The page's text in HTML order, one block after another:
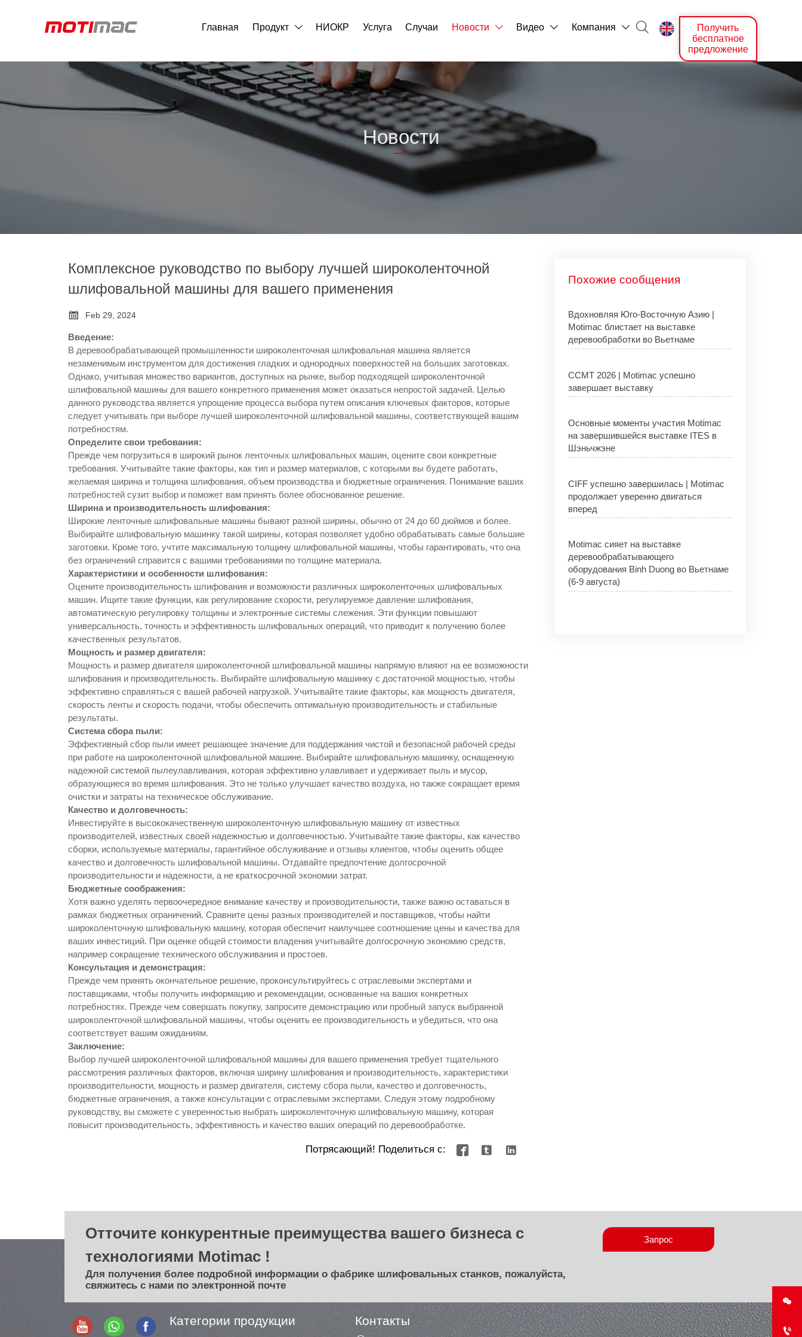
Главная Продукт  НИОКР Услуга Случаи Новости  Видео  Компания   
Получить
бесплатное
предложение
Новости
Комплексное руководство по выбору лучшей широколенточной
шлифовальной машины для вашего применения
 Feb 29, 2024
Введение:
В деревообрабатывающей промышленности широколенточная шлифовальная машина является
незаменимым инструментом для достижения гладких и однородных поверхностей на больших заготовках.
Однако, учитывая множество вариантов, доступных на рынке, выбор подходящей широколенточной
шлифовальной машины для вашего конкретного применения может оказаться непростой задачей. Целью
данного руководства является упрощение процесса выбора путем описания ключевых факторов, которые
следует учитывать при выборе лучшей широколенточной шлифовальной машины, соответствующей вашим
потребностям.
Определите свои требования:
Прежде чем погрузиться в широкий рынок ленточных шлифовальных машин, оцените свои конкретные
требования. Учитывайте такие факторы, как тип и размер материалов, с которыми вы будете работать,
желаемая ширина и толщина шлифования, объем производства и бюджетные ограничения. Понимание ваших
потребностей сузит выбор и поможет вам принять более обоснованное решение.
Ширина и производительность шлифования:
Широкие ленточные шлифовальные машины бывают разной ширины, обычно от 24 до 60 дюймов и более.
Выбирайте шлифовальную машинку такой ширины, которая позволяет удобно обрабатывать самые большие
заготовки. Кроме того, учтите максимальную толщину шлифовальной машины, чтобы гарантировать, что она
без ограничений справится с вашими требованиями по толщине материала.
Характеристики и особенности шлифования:
Оцените производительность шлифования и возможности различных широколенточных шлифовальных
машин. Ищите такие функции, как регулирование скорости, регулируемое давление шлифования,
автоматическую регулировку толщины и электронные системы слежения. Эти функции повышают
универсальность, точность и эффективность шлифовальных операций, что приводит к получению более
качественных результатов.
Мощность и размер двигателя:
Мощность и размер двигателя широколенточной шлифовальной машины напрямую влияют на ее возможности
шлифования и производительность. Выбирайте шлифовальную машинку с достаточной мощностью, чтобы
эффективно справляться с вашей рабочей нагрузкой. Учитывайте такие факторы, как мощность двигателя,
скорость ленты и скорость подачи, чтобы обеспечить оптимальную производительность и стабильные
результаты.
Система сбора пыли:
Эффективный сбор пыли имеет решающее значение для поддержания чистой и безопасной рабочей среды
при работе на широколенточной шлифовальной машине. Выбирайте шлифовальную машинку, оснащенную
надежной системой пылеулавливания, которая эффективно улавливает и удерживает пыль и мусор,
образующиеся во время шлифования. Это не только улучшает качество воздуха, но также сокращает время
очистки и затраты на техническое обслуживание.
Качество и долговечность:
Инвестируйте в высококачественную широколенточную шлифовальную машину от известных
производителей, известных своей надежностью и долговечностью. Учитывайте такие факторы, как качество
сборки, используемые материалы, гарантийное обслуживание и отзывы клиентов, чтобы оценить общее
качество и долговечность шлифовальной машины. Отдавайте предпочтение долгосрочной
производительности и надежности, а не краткосрочной экономии затрат.
Бюджетные соображения:
Хотя важно уделять первоочередное внимание качеству и производительности, также важно оставаться в
рамках бюджетных ограничений. Сравните цены разных производителей и поставщиков, чтобы найти
широколенточную шлифовальную машину, которая обеспечит наилучшее соотношение цены и качества для
ваших инвестиций. При оценке общей стоимости владения учитывайте долгосрочную экономию средств,
например сокращение технического обслуживания и простоев.
Консультация и демонстрация:
Прежде чем принять окончательное решение, проконсультируйтесь с отраслевыми экспертами и
поставщиками, чтобы получить информацию и рекомендации, основанные на ваших конкретных
потребностях. Прежде чем совершать покупку, запросите демонстрацию или пробный запуск выбранной
широколенточной шлифовальной машины, чтобы оценить ее производительность и убедиться, что она
соответствует вашим ожиданиям.
Заключение:
Выбор лучшей широколенточной шлифовальной машины для вашего применения требует тщательного
рассмотрения различных факторов, включая ширину шлифования и производительность, характеристики
производительности, мощность и размер двигателя, систему сбора пыли, качество и долговечность,
бюджетные ограничения, а также консультации с отраслевыми экспертами. Следуя этому подробному
руководству, вы сможете с уверенностью выбрать широколенточную шлифовальную машину, которая
повысит производительность, эффективность и качество ваших операций по деревообработке.
Потрясающий! Поделиться с:   
Похожие сообщения
Вдохновляя Юго-Восточную Азию |
Motimac блистает на выставке
деревообработки во Вьетнаме
CCMT 2026 | Motimac успешно
завершает выставку
Основные моменты участия Motimac
на завершившейся выставке ITES в
Шэньчжэне
CIFF успешно завершилась | Motimac
продолжает уверенно двигаться
вперед
Motimac сияет на выставке
деревообрабатывающего
оборудования Binh Duong во Вьетнаме
(6-9 августа)
Отточите конкурентные преимущества вашего бизнеса с
технологиями Motimac !
Для получения более подробной информации о фабрике шлифовальных станков, пожалуйста,
свяжитесь с нами по электронной почте
Запрос
Категории продукции Контакты

